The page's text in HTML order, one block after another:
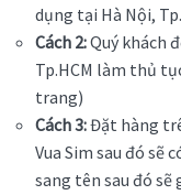
dụng tại Hà Nội,
Cách 2:Quý khách
Tp.HCM làm thủ
trang)
Cách 3:Đặt hàng
Vua Sim sau đó sẽ
sang tên sau đó sẽ